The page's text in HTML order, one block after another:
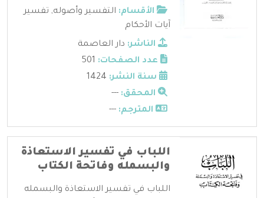
الأقسام: التفسير وأصوله, تفسير
آيات الأحكام
الناشر: دار العاصمة
عدد الصفحات:
سنة النشر:
المحقق: ---
المترجم: ---
اللباب في تفسير الاستعاذة
والبسمله وفاتحة الكتاب
اللباب في تفسير الاستعاذة والبسمله